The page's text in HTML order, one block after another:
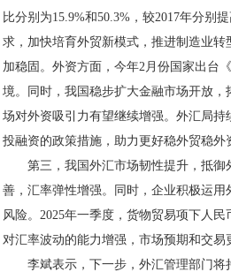
比分别为15.9%和50.3%，较2017年分别
求，加快培育外贸新模式，推进制造业
加稳固。外资方面，今年2月份国家出台
境。同时，我国稳步扩大金融市场开放
场对外资吸引力有望继续增强。外汇局
投融资的政策措施，助力更好稳外贸稳外
第三，我国外汇市场韧性提升，抵御
善，汇率弹性增强。同时，企业积极运
风险。2025年一季度，货物贸易项下人
对汇率波动的能力增强，市场预期和交易
李斌表示，下一步，外汇管理部门将